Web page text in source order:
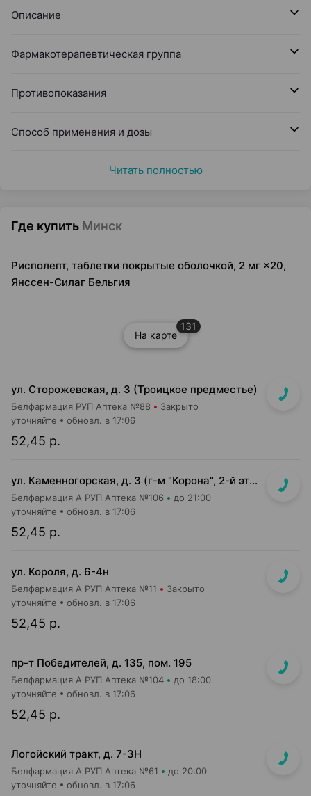
Описание
Фармакотерапевтическая группа
Противопоказания
Способ применения и дозы
Читать полностью
Где купить Минск
Рисполепт, таблетки покрытые оболочкой, 2 мг ×20,
Янссен-Силаг Бельгия
На карте
131
ул. Сторожевская, д. 3 (Троицкое предместье)
Белфармация РУП Аптека №88 Закрыто
52,45 р.
уточняйте обновл. в 17:06
ул. Каменногорская, д. 3 (г-м "Корона", 2-й этаж)
Белфармация А РУП Аптека №106 до 21:00
52,45 р.
уточняйте обновл. в 17:06
ул. Короля, д. 6-4н
Белфармация А РУП Аптека №11 Закрыто
52,45 р.
уточняйте обновл. в 17:06
пр-т Победителей, д. 135, пом. 195
Белфармация А РУП Аптека №104 до 18:00
52,45 р.
уточняйте обновл. в 17:06
Логойский тракт, д. 7-3Н
Белфармация А РУП Аптека №61 до 20:00
уточняйте обновл. в 17:06